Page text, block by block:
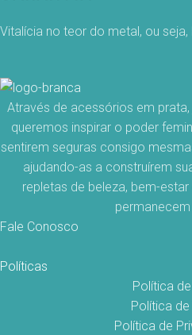
Vitalícia no teor do metal, ou seja,
Através de acessórios em
queremos inspirar o poder
sentirem seguras consigo
ajudando-as a construírem
repletas de beleza, bem-
Fale Conosco
Políticas
Política
Política
Política de